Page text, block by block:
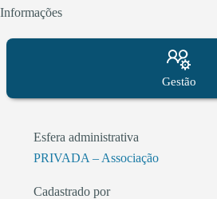
Informações
Gestão
Esfera administrativa
PRIVADA – Associação
Cadastrado por